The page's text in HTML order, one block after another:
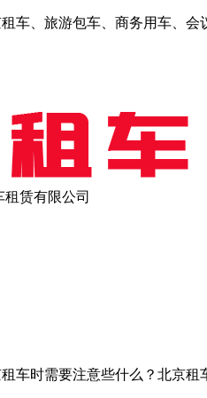
车、旅游包车、商务用车、
租赁有限公司
车时需要注意些什么？北京租